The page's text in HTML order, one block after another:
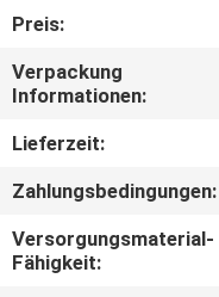
FORDERN
EIN
ZITAT
Preis:
Verpackung
Informationen:
Lieferzeit:
Zahlungsbedingungen:
Versorgungsmaterial-
Fähigkeit: